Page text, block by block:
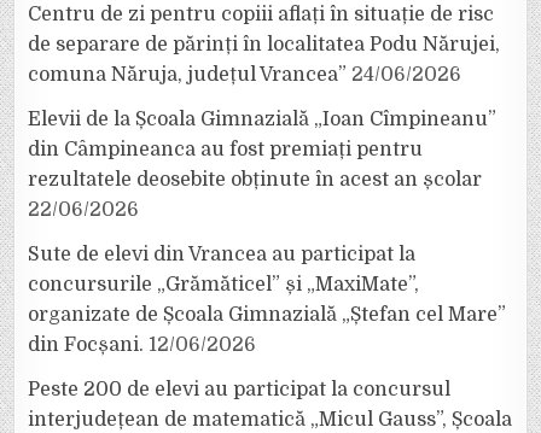
Centru de zi pentru copiii aflați în situație de risc
de separare de părinți în localitatea Podu Nărujei,
comuna Năruja, județul Vrancea” 24/06/2026
Elevii de la Școala Gimnazială „Ioan Cîmpineanu”
din Câmpineanca au fost premiați pentru
rezultatele deosebite obținute în acest an școlar
22/06/2026
Sute de elevi din Vrancea au participat la
concursurile „Grămăticel” și „MaxiMate”,
organizate de Școala Gimnazială „Ștefan cel Mare”
din Focșani. 12/06/2026
Peste 200 de elevi au participat la concursul
interjudețean de matematică „Micul Gauss”, Școala